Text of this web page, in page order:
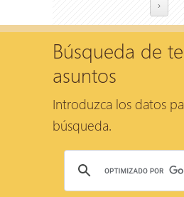
›
Búsqueda de
asuntos
Introduzca los datos
búsqueda.